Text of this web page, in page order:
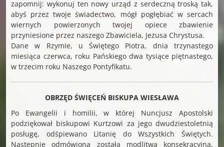
zapomnij: wykonuj ten nowy urząd z serdeczną troską tak,
abyś przez twoje świadectwo, mógł pogłębiać w sercach
wiernych powierzonych twojej opiece zbawienie
przyniesione przez naszego Zbawiciela, Jezusa Chrystusa.
Dane w Rzymie, u Świętego Piotra, dnia trzynastego
miesiąca czerwca, roku Pańskiego dwa tysiące piętnastego,
w trzecim roku Naszego Pontyfikatu.
OBRZĘD ŚWIĘCEŃ BISKUPA WIESŁAWA
Po Ewangelii i homilii, w której Nuncjusz Apostolski
podziękował biskupowi Kurtzowi za jego dwudziestoletnią
posługę, odśpiewano Litanię do Wszystkich Świętych.
Następnie odmówiona została modlitwa konsekracyjną,